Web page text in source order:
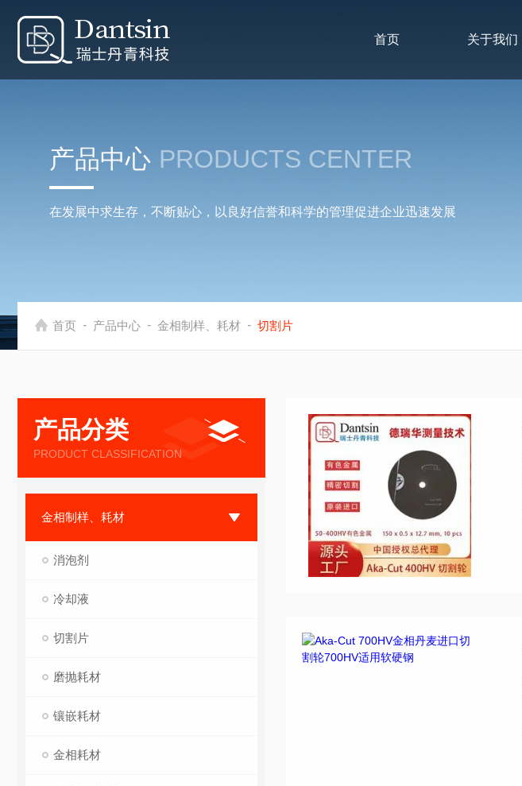
首页 关于我们
产品中心 PRODUCTS CENTER
在发展中求生存，不断贴心，以良好信誉和科学的管理促进企业迅速发展
首页 - 产品中心 - 金相制样、耗材 - 切割片
产品分类
PRODUCT CLASSIFICATION
金相制样、耗材
消泡剂
冷却液
切割片
磨抛耗材
镶嵌耗材
金相耗材